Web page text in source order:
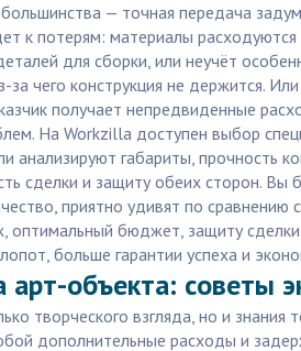
большинства — точная передача
к потерям: материалы
для сборки, или неучёт
за чего конструкция не
получает непредвиденные
На Workzilla доступен выбор
габариты, прочность
сделки и защиту обеих сторон.
приятно удивят по
бюджет, защиту
больше гарантии успеха и
объекта: советы
творческого взгляда, но и знания
дополнительные расходы и